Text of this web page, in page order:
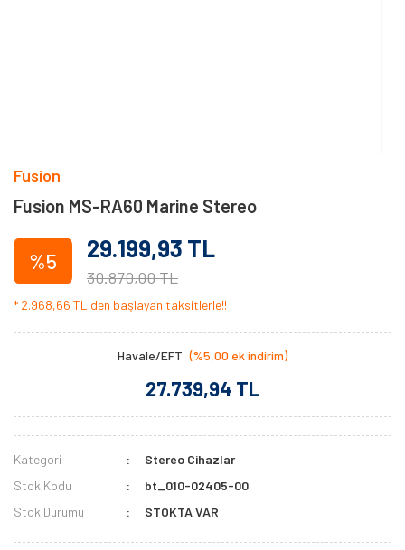
Fusion
Fusion MS-RA60 Marine Stereo
%5 29.199,93 TL
30.870,00 TL
* 2.968,66 TL den başlayan taksitlerle!!
Havale/EFT (%5,00 ek indirim)
27.739,94 TL
Kategori
Stereo Cihazlar
Stok Kodu
bt_010-02405-00
Stok Durumu
STOKTA VAR